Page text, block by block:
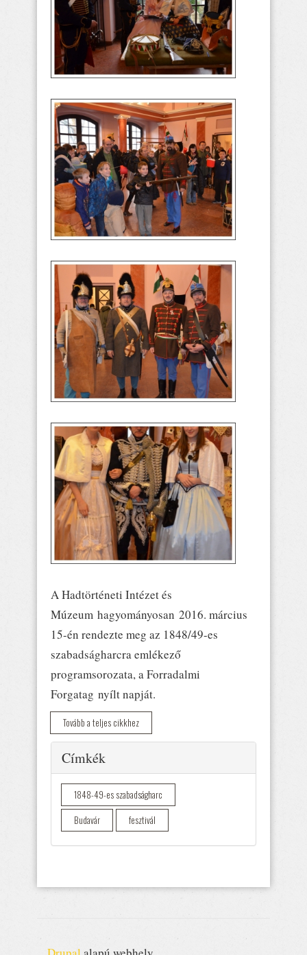
A Hadtörténeti Intézet és
Múzeum hagyományosan 2016. március
15-én rendezte meg az 1848/49-es
szabadságharcra emlékező
programsorozata, a Forradalmi
Forgatag nyílt napját.
Tovább a teljes cikkhez
Elrejtés
Címkék
1848-49-es szabadságharc
Budavár
fesztivál